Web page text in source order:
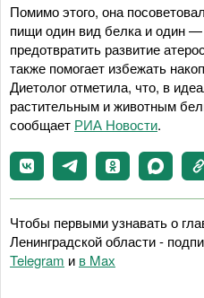
Помимо этого, она
пищи один вид белка и один —
предотвратить развитие
также помогает избежать
Диетолог отметила, что, в
растительным и животным
сообщает РИА Новости.
Чтобы первыми узнавать о
Ленинградской области -
Telegram и в Maх